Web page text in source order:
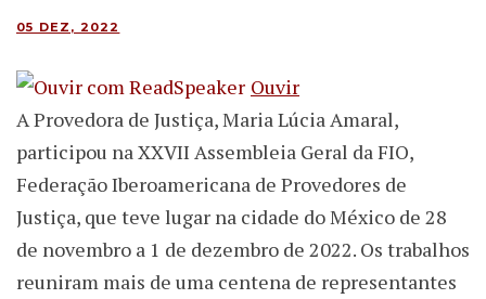
05 DEZ, 2022
Ouvir
A Provedora de Justiça, Maria Lúcia Amaral,
participou na XXVII Assembleia Geral da FIO,
Federação Iberoamericana de Provedores de
Justiça, que teve lugar na cidade do México de 28
de novembro a 1 de dezembro de 2022. Os trabalhos
reuniram mais de uma centena de representantes